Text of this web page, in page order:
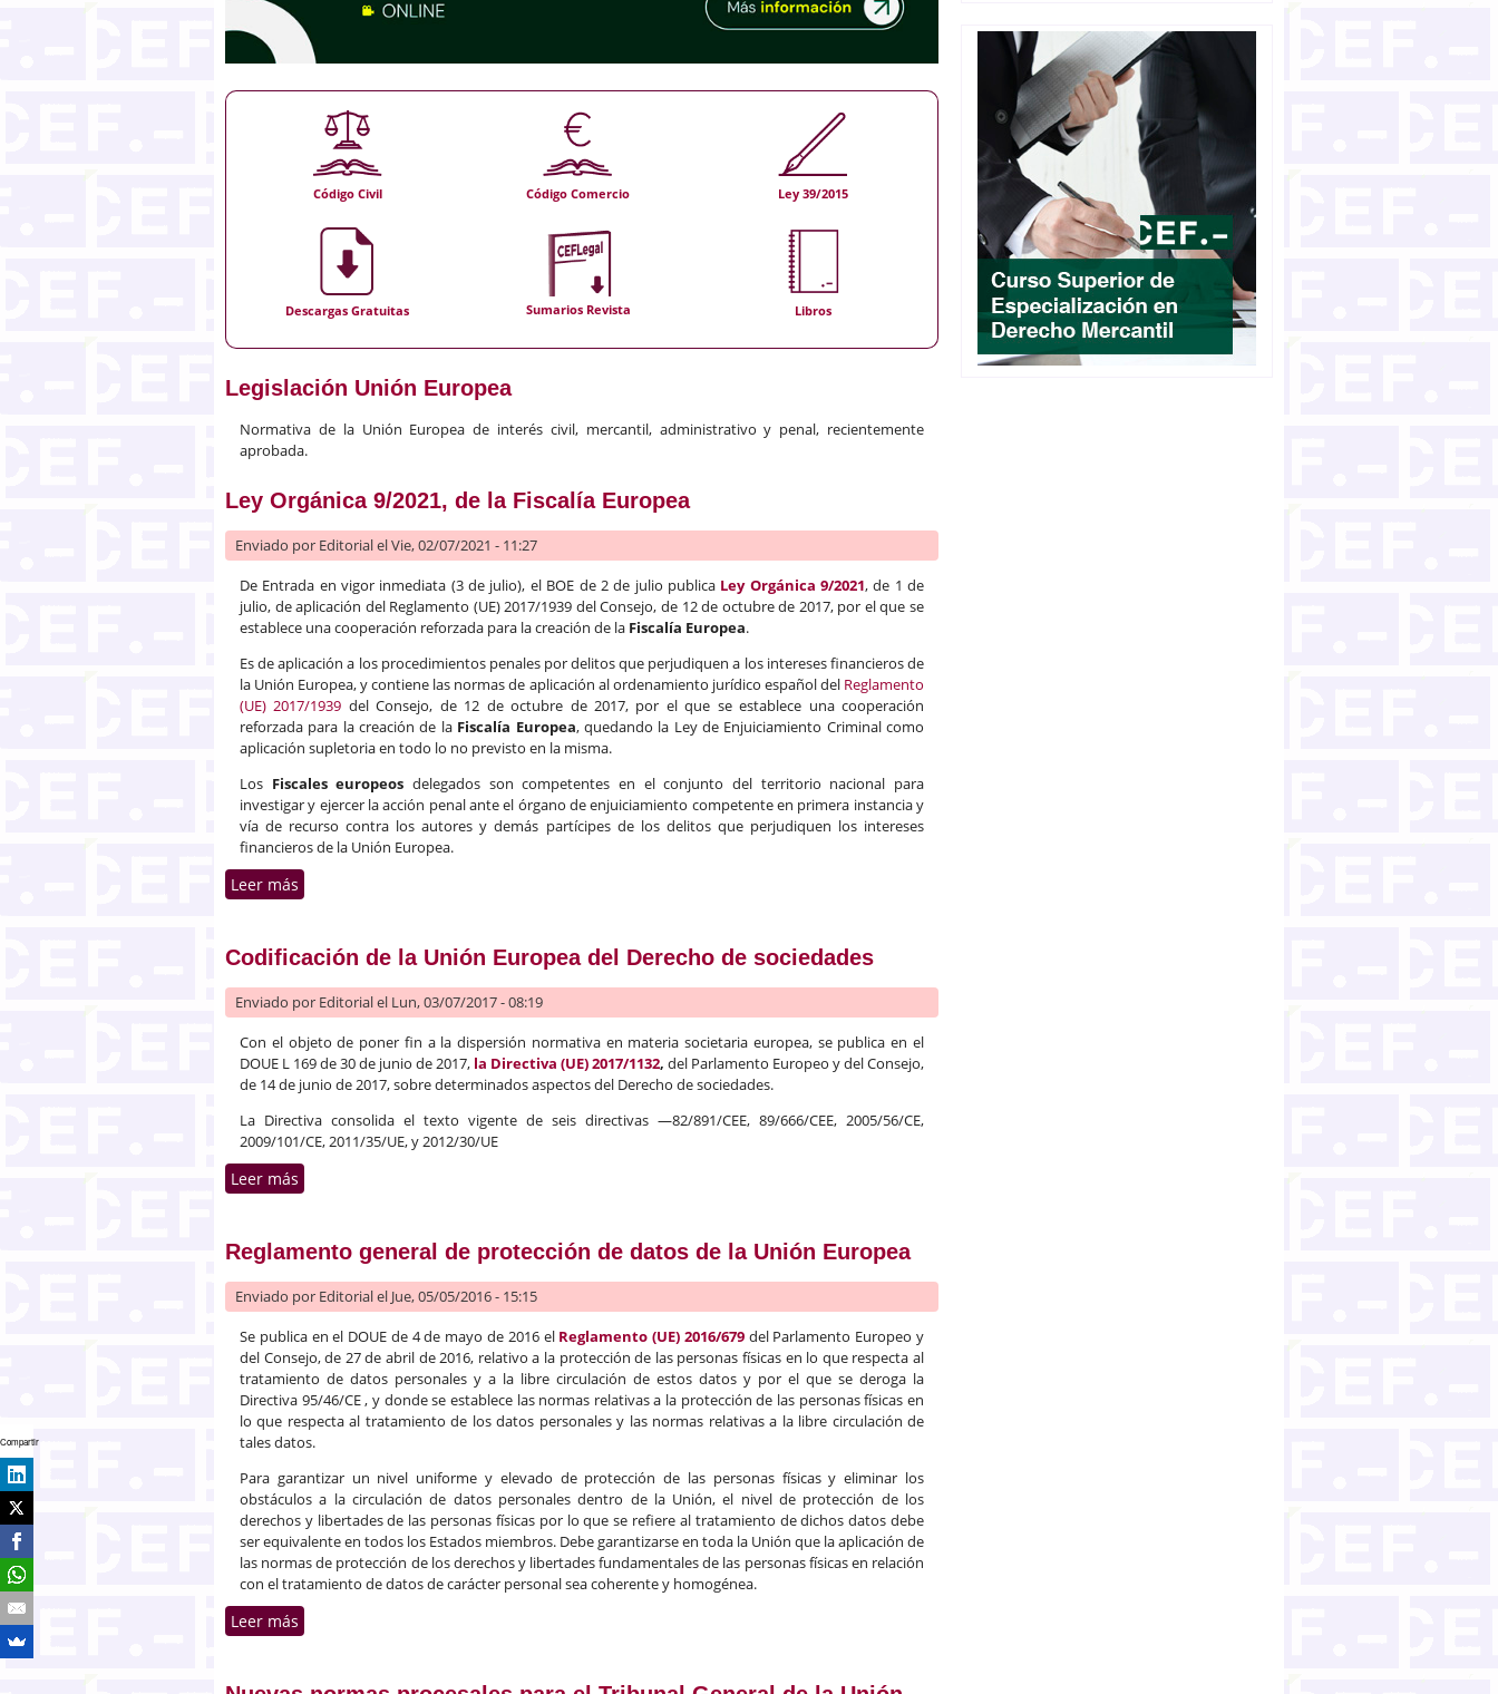
Código Civil Código Comercio Ley 39/2015
Descargas Gratuitas Sumarios Revista Libros
Legislación Unión Europea
Normativa de la Unión Europea de interés civil, mercantil, administrativo y penal, recientemente
aprobada.
Ley Orgánica 9/2021, de la Fiscalía Europea
Enviado por Editorialel Vie, 02/07/2021 - 11:27
De Entrada en vigor inmediata (3 de julio), el BOE de 2 de julio publica Ley Orgánica 9/2021, de 1 de
julio, de aplicación del Reglamento (UE) 2017/1939 del Consejo, de 12 de octubre de 2017, por el que se
establece una cooperación reforzada para la creación de la Fiscalía Europea.
Es de aplicación a los procedimientos penales por delitos que perjudiquen a los intereses financieros de
la Unión Europea, y contiene las normas de aplicación al ordenamiento jurídico español del Reglamento
(UE) 2017/1939 del Consejo, de 12 de octubre de 2017, por el que se establece una cooperación
reforzada para la creación de la Fiscalía Europea, quedando la Ley de Enjuiciamiento Criminal como
aplicación supletoria en todo lo no previsto en la misma.
Los Fiscales europeos delegados son competentes en el conjunto del territorio nacional para
investigar y ejercer la acción penal ante el órgano de enjuiciamiento competente en primera instancia y
vía de recurso contra los autores y demás partícipes de los delitos que perjudiquen los intereses
financieros de la Unión Europea.
Leer más
Codificación de la Unión Europea del Derecho de sociedades
Enviado por Editorialel Lun, 03/07/2017 - 08:19
Con el objeto de poner fin a la dispersión normativa en materia societaria europea, se publica en el
DOUE L 169 de 30 de junio de 2017, la Directiva (UE) 2017/1132, del Parlamento Europeo y del Consejo,
de 14 de junio de 2017, sobre determinados aspectos del Derecho de sociedades.
La Directiva consolida el texto vigente de seis directivas —82/891/CEE, 89/666/CEE, 2005/56/CE,
2009/101/CE, 2011/35/UE, y 2012/30/UE
Leer más
Reglamento general de protección de datos de la Unión Europea
Enviado por Editorialel Jue, 05/05/2016 - 15:15
Se publica en el DOUE de 4 de mayo de 2016 el Reglamento (UE) 2016/679 del Parlamento Europeo y
del Consejo, de 27 de abril de 2016, relativo a la protección de las personas físicas en lo que respecta al
tratamiento de datos personales y a la libre circulación de estos datos y por el que se deroga la
Directiva 95/46/CE , y donde se establece las normas relativas a la protección de las personas físicas en
lo que respecta al tratamiento de los datos personales y las normas relativas a la libre circulación de
tales datos.
Para garantizar un nivel uniforme y elevado de protección de las personas físicas y eliminar los
obstáculos a la circulación de datos personales dentro de la Unión, el nivel de protección de los
derechos y libertades de las personas físicas por lo que se refiere al tratamiento de dichos datos debe
ser equivalente en todos los Estados miembros. Debe garantizarse en toda la Unión que la aplicación de
las normas de protección de los derechos y libertades fundamentales de las personas físicas en relación
con el tratamiento de datos de carácter personal sea coherente y homogénea.
Leer más
Compartir